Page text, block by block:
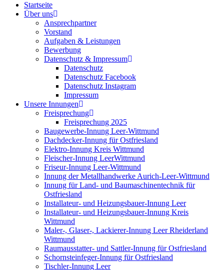
Startseite
Über uns
Ansprechpartner
Vorstand
Aufgaben & Leistungen
Bewerbung
Datenschutz & Impressum
Datenschutz
Datenschutz Facebook
Datenschutz Instagram
Impressum
Unsere Innungen
Freisprechung
Freisprechung 2025
Baugewerbe-Innung Leer-Wittmund
Dachdecker-Innung für Ostfriesland
Elektro-Innung Kreis Wittmund
Fleischer-Innung LeerWittmund
Friseur-Innung Leer-Wittmund
Innung der Metallhandwerke Aurich-Leer-Wittmund
Innung für Land- und Baumaschinentechnik für
Ostfriesland
Installateur- und Heizungsbauer-Innung Leer
Installateur- und Heizungsbauer-Innung Kreis
Wittmund
Maler-, Glaser-, Lackierer-Innung Leer Rheiderland
Wittmund
Raumausstatter- und Sattler-Innung für Ostfriesland
Schornsteinfeger-Innung für Ostfriesland
Tischler-Innung Leer